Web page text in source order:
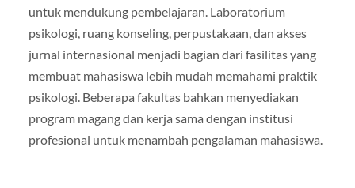
untuk mendukung pembelajaran. Laboratorium
psikologi, ruang konseling, perpustakaan, dan akses
jurnal internasional menjadi bagian dari fasilitas yang
membuat mahasiswa lebih mudah memahami praktik
psikologi. Beberapa fakultas bahkan menyediakan
program magang dan kerja sama dengan institusi
profesional untuk menambah pengalaman mahasiswa.